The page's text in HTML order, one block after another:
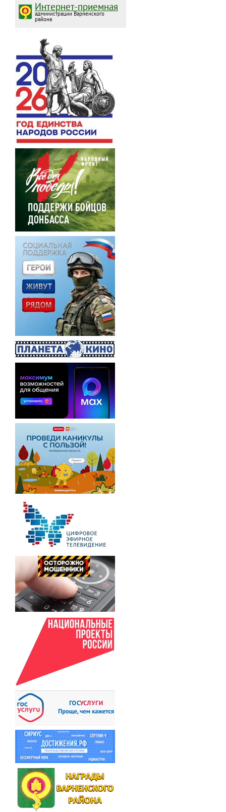
Интернет-приемная
администрации Варненского
района